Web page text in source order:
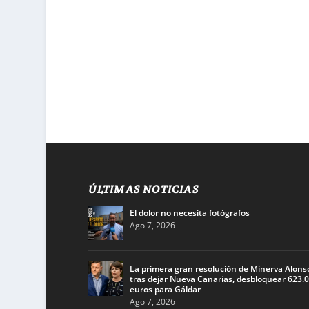
ÚLTIMAS NOTICIAS
El dolor no necesita fotógrafos
Ago 7, 2026
La primera gran resolución de Minerva
tras dejar Nueva Canarias, desbloquear
euros para Gáldar
Ago 7, 2026